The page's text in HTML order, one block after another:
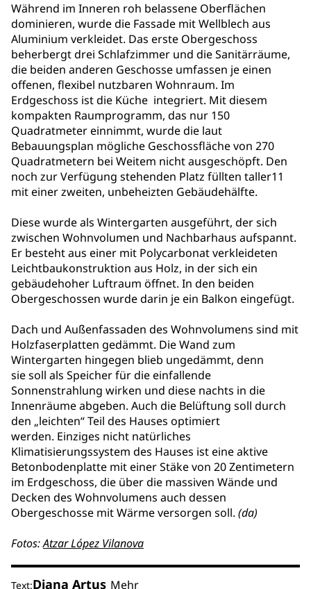
Während im Inneren roh belassene Oberflächen
dominieren, wurde die Fassade mit Wellblech aus
Aluminium verkleidet. Das erste Obergeschoss
beherbergt drei Schlafzimmer und die Sanitärräume,
die beiden anderen Geschosse umfassen je einen
offenen, flexibel nutzbaren Wohnraum. Im
Erdgeschoss ist die Küche integriert. Mit diesem
kompakten Raumprogramm, das nur 150
Quadratmeter einnimmt, wurde die laut
Bebauungsplan mögliche Geschossfläche von 270
Quadratmetern bei Weitem nicht ausgeschöpft. Den
noch zur Verfügung stehenden Platz füllten taller11
mit einer zweiten, unbeheizten Gebäudehälfte.
Diese wurde als Wintergarten ausgeführt, der sich
zwischen Wohnvolumen und Nachbarhaus aufspannt.
Er besteht aus einer mit Polycarbonat verkleideten
Leichtbaukonstruktion aus Holz, in der sich ein
gebäudehoher Luftraum öffnet. In den beiden
Obergeschossen wurde darin je ein Balkon eingefügt.
Dach und Außenfassaden des Wohnvolumens sind mit
Holzfaserplatten gedämmt. Die Wand zum
Wintergarten hingegen blieb ungedämmt, denn
sie soll als Speicher für die einfallende
Sonnenstrahlung wirken und diese nachts in die
Innenräume abgeben. Auch die Belüftung soll durch
den „leichten“ Teil des Hauses optimiert
werden. Einziges nicht natürliches
Klimatisierungssystem des Hauses ist eine aktive
Betonbodenplatte mit einer Stäke von 20 Zentimetern
im Erdgeschoss, die über die massiven Wände und
Decken des Wohnvolumens auch dessen
Obergeschosse mit Wärme versorgen soll. (da)
Fotos:Atzar López Vilanova
Text:Diana Artus Mehr